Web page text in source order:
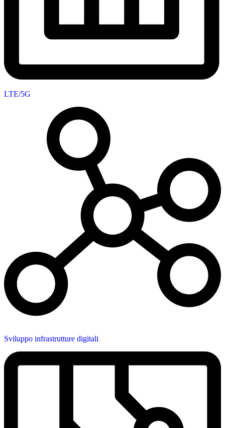
LTE/5G
Sviluppo infrastrutture digitali